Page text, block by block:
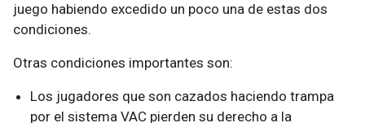
juego habiendo excedido un poco una de estas dos
condiciones.
Otras condiciones importantes son:
Los jugadores que son cazados haciendo trampa
por el sistema VAC pierden su derecho a la